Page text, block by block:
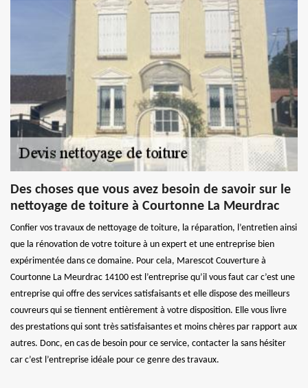
Des choses que vous avez besoin de savoir sur le
nettoyage de toiture à Courtonne La Meurdrac
Confier vos travaux de nettoyage de toiture, la réparation, l’entretien ainsi
que la rénovation de votre toiture à un expert et une entreprise bien
expérimentée dans ce domaine. Pour cela, Marescot Couverture à
Courtonne La Meurdrac 14100 est l’entreprise qu’il vous faut car c’est une
entreprise qui offre des services satisfaisants et elle dispose des meilleurs
couvreurs qui se tiennent entièrement à votre disposition. Elle vous livre
des prestations qui sont très satisfaisantes et moins chères par rapport aux
autres. Donc, en cas de besoin pour ce service, contacter la sans hésiter
car c’est l’entreprise idéale pour ce genre des travaux.